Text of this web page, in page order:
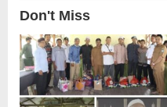
Don't Miss